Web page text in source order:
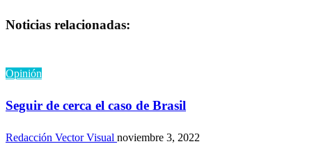
Noticias relacionadas:
Opinión
Seguir de cerca el caso de Brasil
Redacción Vector Visual noviembre 3, 2022